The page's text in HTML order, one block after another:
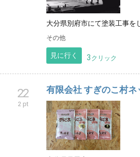
大分県別府市にて塗装工事を
その他
見に行く 3 クリック
22
2 pt
有限会社 すぎのこ村ネ